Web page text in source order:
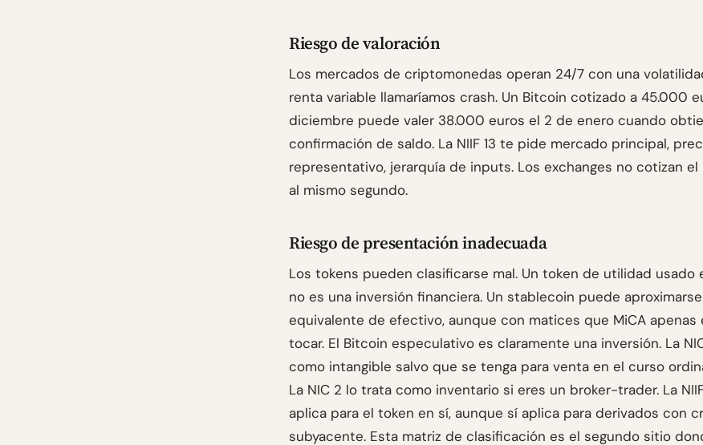
Riesgo de valoración
Los mercados de criptomonedas operan 24/7 con una
renta variable llamaríamos crash. Un Bitcoin cotizado a 45.000
diciembre puede valer 38.000 euros el 2 de enero cuando
confirmación de saldo. La NIIF 13 te pide mercado principal,
representativo, jerarquía de inputs. Los exchanges no cotizan
al mismo segundo.
Riesgo de presentación inadecuada
Los tokens pueden clasificarse mal. Un token de utilidad usado
no es una inversión financiera. Un stablecoin puede
equivalente de efectivo, aunque con matices que MiCA apenas
tocar. El Bitcoin especulativo es claramente una inversión. La
como intangible salvo que se tenga para venta en el curso
La NIC 2 lo trata como inventario si eres un broker-trader. La
aplica para el token en sí, aunque sí aplica para derivados con
subyacente. Esta matriz de clasificación es el segundo sitio